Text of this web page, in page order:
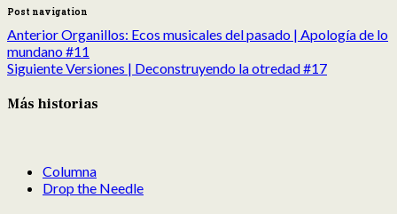
Post navigation
AnteriorOrganillos: Ecos musicales del pasado | Apología de lo
mundano #11
SiguienteVersiones | Deconstruyendo la otredad #17
Más historias
Columna
Drop the Needle